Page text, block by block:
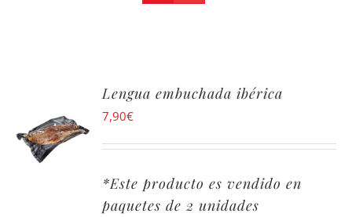
AL
CARRITO
Lengua embuchada ibérica
7,90€
*Este producto es vendido en
paquetes de 2 unidades